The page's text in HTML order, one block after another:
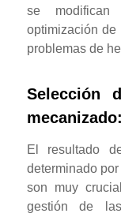
se modifican
optimización
problemas de
Selección
mecanizado:
El resultado
determinado
son muy
gestión de